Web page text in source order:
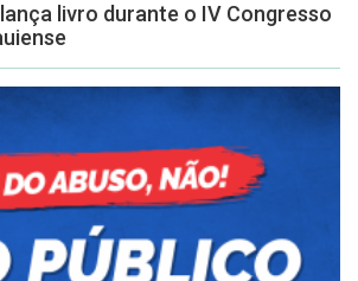
livro durante o IV Congresso